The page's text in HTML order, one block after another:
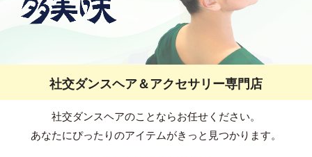
社交ダンスヘア＆アクセサリー専門店
社交ダンスヘアのことならお任せください。
あなたにぴったりのアイテムがきっと見つかります。